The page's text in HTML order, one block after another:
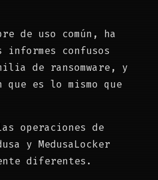
de uso común, ha
informes confusos
de ransomware, y
que es lo mismo que
operaciones de
y MedusaLocker
diferentes.